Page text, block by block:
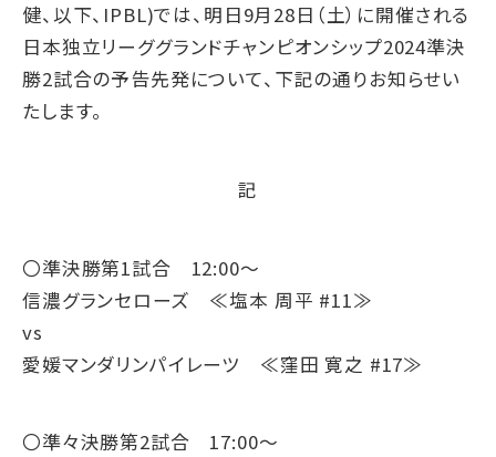
健、以下、IPBL)では、明日9月28日（土）に開催される
日本独立リーググランドチャンピオンシップ2024準決
勝2試合の予告先発について、下記の通りお知らせい
たします。
記
〇準決勝第1試合 12:00～
信濃グランセローズ ≪塩本 周平 #11≫
vs
愛媛マンダリンパイレーツ ≪窪田 寛之 #17≫
〇準々決勝第2試合 17:00～